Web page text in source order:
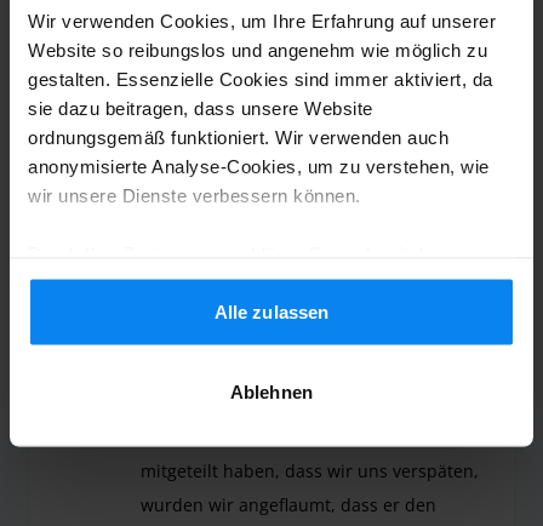
Wir verwenden Cookies, um Ihre Erfahrung auf unserer
Website so reibungslos und angenehm wie möglich zu
gestalten. Essenzielle Cookies sind immer aktiviert, da
sie dazu beitragen, dass unsere Website
ordnungsgemäß funktioniert. Wir verwenden auch
anonymisierte Analyse-Cookies, um zu verstehen, wie
wir unsere Dienste verbessern können.
Verwendung von Cookies gemäß den Regeln in Ihrem
Land einverstanden, können Ihre Einstellungen jedoch
jederzeit anpassen. Alle Einzelheiten finden Sie in
Alle zulassen
Ablehnen
Anonym
Geparkt von 02.07.26 bis 24.07.26
Schon bevor wir überhaupt beim Parkplatz
durch einen Stau aufgehalten und sind
dem Weg angerufen und gefragt, wann
mitgeteilt haben, dass wir uns verspäten,
wurden wir angeflaumt, dass er den